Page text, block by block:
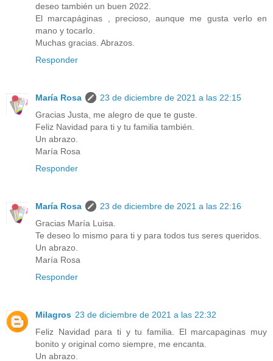
deseo también un buen 2022.
El marcapáginas , precioso, aunque me gusta verlo en
mano y tocarlo.
Muchas gracias. Abrazos.
Responder
María Rosa
23 de diciembre de 2021 a las 22:15
Gracias Justa, me alegro de que te guste.
Feliz Navidad para ti y tu familia también.
Un abrazo.
María Rosa
Responder
María Rosa
23 de diciembre de 2021 a las 22:16
Gracias María Luisa.
Te deseo lo mismo para ti y para todos tus seres queridos.
Un abrazo.
María Rosa
Responder
Milagros 23 de diciembre de 2021 a las 22:32
Feliz Navidad para ti y tu familia. El marcapaginas muy
bonito y original como siempre, me encanta.
Un abrazo.